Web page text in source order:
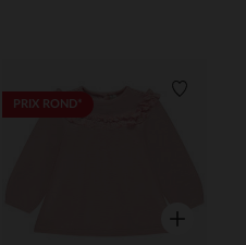
PRIX ROND*
Aperçu